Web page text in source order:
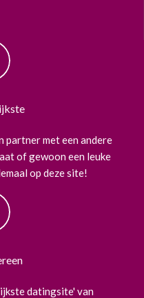
partner met een andere
of gewoon een leuke
op deze site!
datingsite' van